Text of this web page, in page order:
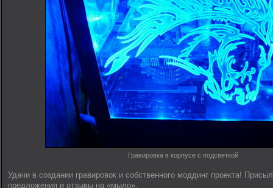
Гравировка в корпусе с подсветкой
Удачи в создании гравировок и собственного моддинг проекта!
предложения и отзывы на «мыло».